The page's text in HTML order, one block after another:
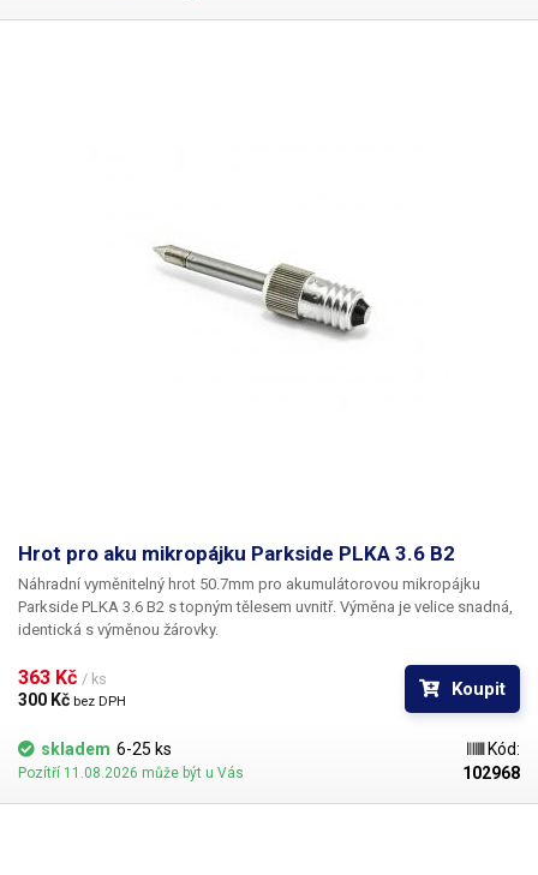
Hrot pro aku mikropájku Parkside PLKA 3.6 B2
Náhradní vyměnitelný hrot 50.7mm pro akumulátorovou mikropájku
Parkside PLKA 3.6 B2 s topným tělesem uvnitř. Výměna je velice snadná,
363 Kč / ks
300 Kč bez DPH
Koupit
skladem 6-25 ks
Pozítří 11.08.2026 může být u Vás
Kód:
102968